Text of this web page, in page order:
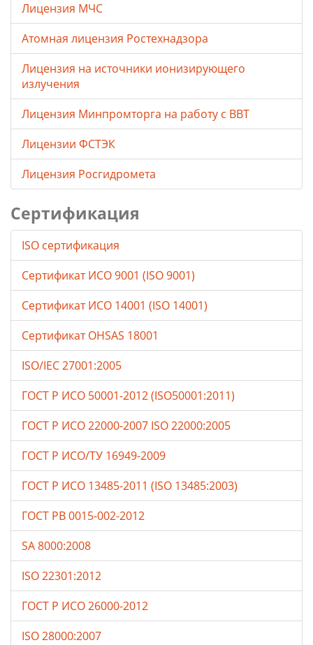
Лицензия МЧС
Атомная лицензия Ростехнадзора
Лицензия на источники ионизирующего
излучения
Лицензия Минпромторга на работу с ВВТ
Лицензии ФСТЭК
Лицензия Росгидромета
Сертификация
ISO сертификация
Сертификат ИСО 9001 (ISO 9001)
Сертификат ИСО 14001 (ISO 14001)
Сертификат OHSAS 18001
ISO/IEC 27001:2005
ГОСТ Р ИСО 50001-2012 (ISO50001:2011)
ГОСТ Р ИСО 22000-2007 ISO 22000:2005
ГОСТ Р ИСО/ТУ 16949-2009
ГОСТ Р ИСО 13485-2011 (ISO 13485:2003)
ГОСТ РВ 0015-002-2012
SA 8000:2008
ISO 22301:2012
ГОСТ Р ИСО 26000-2012
ISO 28000:2007